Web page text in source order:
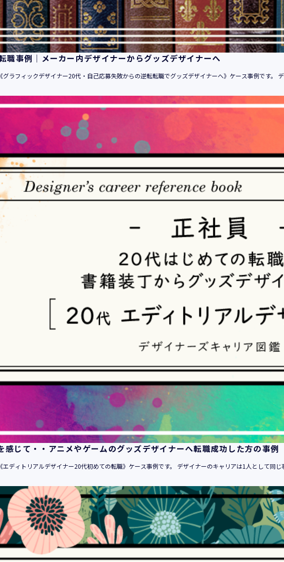
【個人情報】
株式会社ユウクリ（以下「当社」といいます。）が
います。
・住所・氏名・電話番号・電子メールアドレス、ク
ーム、IPアドレス等において、特定の個人を識別でき
・当社の運営・提供するサービス（以下総称して「
でご利用になったサービスの内容、ご利用日時、ご
【個人情報の取得・収集について】
当社は、以下の方法により、個人情報を取得させてい
当社サービスにおいて、自ら入力された個人情報を
・電子メール、郵便、書面、電話等の手段により取
収集させていただきます。
・当社等へアクセスされた際に情報を収集させていた
ザや携帯電話の種類、IPアドレスなどの情報を含みま
【個人情報の利用目的の公表】
当社は、個人情報を次の利用目的の範囲内で利用す
法）第21条第１項及びJISQ15001:2017の附属書
＜個人情報の利用目的＞
１．当社のサービスを提供するため
３．当社のサービスの運営・管理のため
４．当社のサービスに関するご案内、お問い合せ等へ
５．当社、その他当社のサービスについての調査・
６．当社がおすすめする商品・サービスなどのご案内
７．当社とお客様の間での必要な連絡を行うため
８．当社のサービスに関する当社の規約、ポリシー
る対応のため
９．当社のサービスに関する規約等の変更などを通知
10．その他当社とお客様との間で同意した目的のため
が取り扱う商品・サービスに関するご案内や資料の送
12．上記 １ から １１に附随する目的のため
・登録者情報
1．登録者に対する各種人材サービスの提供（求人情
2．登録者に対する「活躍の場の創造」と「就業の機
職事例｜メーカー内デザイナーからグッズデザイナーへ
ラフィックデザイナー20代・自己応募失敗からの逆転転職でグッズデザイナーへ》ケース事例です。
感じて・・アニメやゲームのグッズデザイナーへ転職成功した方の事例
ディトリアルデザイナー20代初めての転職》ケース事例です。 デザイナーのキャリアは1人として同